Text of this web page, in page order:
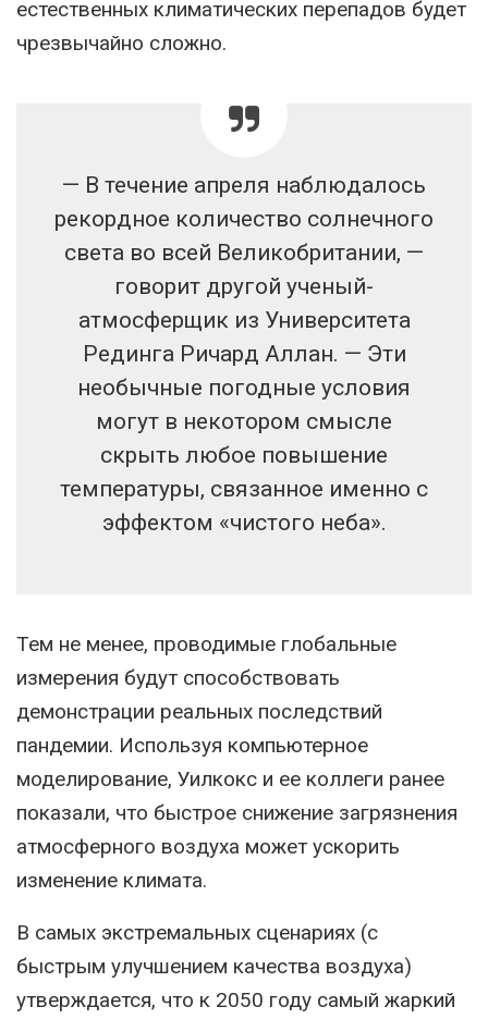
естественных климатических перепадов будет
чрезвычайно сложно.
— В течение апреля наблюдалось
рекордное количество солнечного
света во всей Великобритании, —
говорит другой ученый-
атмосферщик из Университета
Рединга Ричард Аллан. — Эти
необычные погодные условия
могут в некотором смысле
скрыть любое повышение
температуры, связанное именно с
эффектом «чистого неба».
Тем не менее, проводимые глобальные
измерения будут способствовать
демонстрации реальных последствий
пандемии. Используя компьютерное
моделирование, Уилкокс и ее коллеги ранее
показали, что быстрое снижение загрязнения
атмосферного воздуха может ускорить
изменение климата.
В самых экстремальных сценариях (с
быстрым улучшением качества воздуха)
утверждается, что к 2050 году самый жаркий